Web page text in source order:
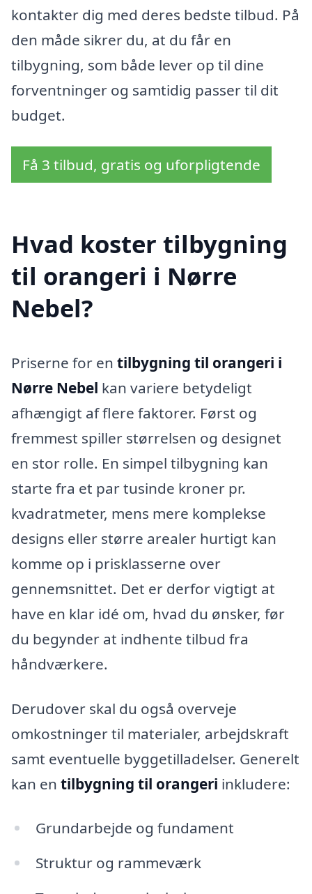
kontakter dig med deres bedste tilbud. På
den måde sikrer du, at du får en
tilbygning, som både lever op til dine
forventninger og samtidig passer til dit
budget.
Få 3 tilbud, gratis og uforpligtende
Hvad koster tilbygning
til orangeri i Nørre
Nebel?
Priserne for en tilbygning til orangeri i
Nørre Nebel kan variere betydeligt
afhængigt af flere faktorer. Først og
fremmest spiller størrelsen og designet
en stor rolle. En simpel tilbygning kan
starte fra et par tusinde kroner pr.
kvadratmeter, mens mere komplekse
designs eller større arealer hurtigt kan
komme op i prisklasserne over
gennemsnittet. Det er derfor vigtigt at
have en klar idé om, hvad du ønsker, før
du begynder at indhente tilbud fra
håndværkere.
Derudover skal du også overveje
omkostninger til materialer, arbejdskraft
samt eventuelle byggetilladelser. Generelt
kan en tilbygning til orangeri inkludere:
Grundarbejde og fundament
Struktur og rammeværk